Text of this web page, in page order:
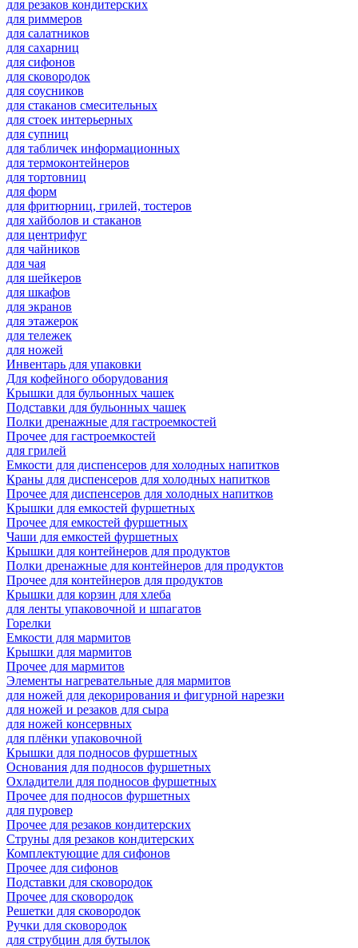
для резаков кондитерских
для риммеров
для салатников
для сахарниц
для сифонов
для сковородок
для соусников
для стаканов смесительных
для стоек интерьерных
для супниц
для табличек информационных
для термоконтейнеров
для тортовниц
для форм
для фритюрниц, грилей, тостеров
для хайболов и стаканов
для центрифуг
для чайников
для чая
для шейкеров
для шкафов
для экранов
для этажерок
для тележек
для ножей
Инвентарь для упаковки
Для кофейного оборудования
Крышки для бульонных чашек
Подставки для бульонных чашек
Полки дренажные для гастроемкостей
Прочее для гастроемкостей
для грилей
Емкости для диспенсеров для холодных напитков
Краны для диспенсеров для холодных напитков
Прочее для диспенсеров для холодных напитков
Крышки для емкостей фуршетных
Прочее для емкостей фуршетных
Чаши для емкостей фуршетных
Крышки для контейнеров для продуктов
Полки дренажные для контейнеров для продуктов
Прочее для контейнеров для продуктов
Крышки для корзин для хлеба
для ленты упаковочной и шпагатов
Горелки
Емкости для мармитов
Крышки для мармитов
Прочее для мармитов
Элементы нагревательные для мармитов
для ножей для декорирования и фигурной нарезки
для ножей и резаков для сыра
для ножей консервных
для плёнки упаковочной
Крышки для подносов фуршетных
Основания для подносов фуршетных
Охладители для подносов фуршетных
Прочее для подносов фуршетных
для пуровер
Прочее для резаков кондитерских
Струны для резаков кондитерских
Комплектующие для сифонов
Прочее для сифонов
Подставки для сковородок
Прочее для сковородок
Решетки для сковородок
Ручки для сковородок
для струбцин для бутылок